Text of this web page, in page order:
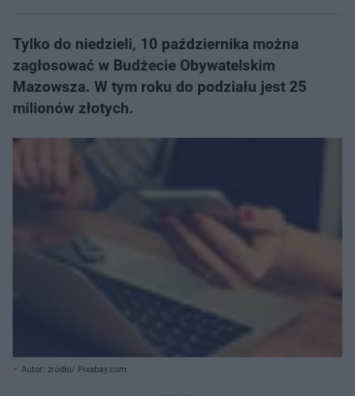
Tylko do niedzieli, 10 października można
zagłosować w Budżecie Obywatelskim
Mazowsza. W tym roku do podziału jest 25
milionów złotych.
Autor: źródło/ Pixabay.com